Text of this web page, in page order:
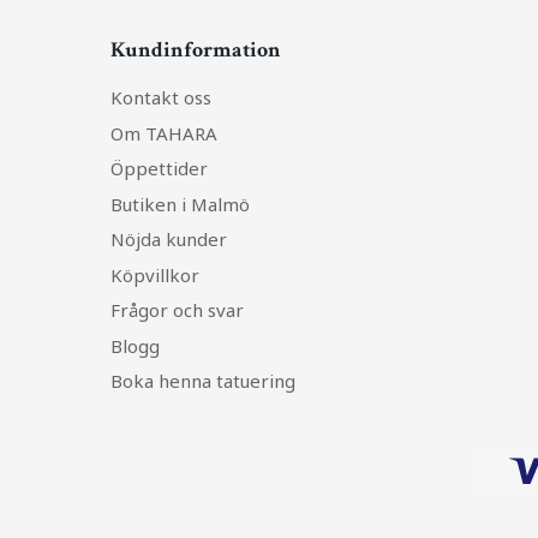
Kundinformation
Kontakt oss
Om TAHARA
Öppettider
Butiken i Malmö
Nöjda kunder
Köpvillkor
Frågor och svar
Blogg
Boka henna tatuering